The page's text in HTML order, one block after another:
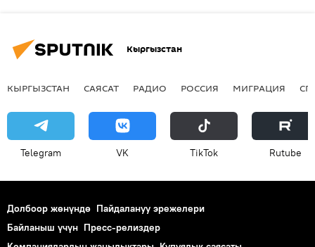
Кыргызстан
КЫРГЫЗСТАН САЯСАТ РАДИО РОССИЯ МИГРАЦИЯ
Telegram VK ТikТоk Rutube
Долбоор жөнүндө Пайдалануу эрежелери
Байланыш үчүн Пресс-релиздер